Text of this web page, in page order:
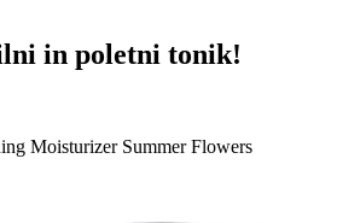
in poletni tonik!
Moisturizer Summer Flowers